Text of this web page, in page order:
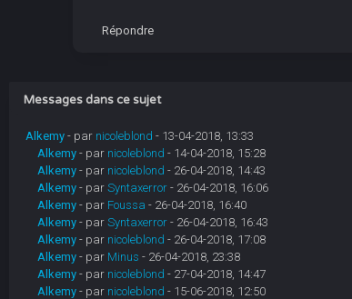
Répondre
Messages dans ce sujet
Alkemy - par nicoleblond - 13-04-2018, 13:33
Alkemy - par nicoleblond - 14-04-2018, 15:28
Alkemy - par nicoleblond - 26-04-2018, 14:43
Alkemy - par Syntaxerror- 26-04-2018, 16:06
Alkemy - par Foussa - 26-04-2018, 16:40
Alkemy - par Syntaxerror- 26-04-2018, 16:43
Alkemy - par nicoleblond - 26-04-2018, 17:08
Alkemy - par Minus - 26-04-2018, 23:38
Alkemy - par nicoleblond - 27-04-2018, 14:47
Alkemy - par nicoleblond - 15-06-2018, 12:50